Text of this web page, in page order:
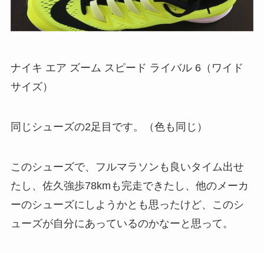
ナイキ エア ズーム スピード ライバル 6（ワイド
サイズ）
同じシューズの2足目です。（色も同じ）
このシューズで、フルマラソンも良いタイム出せ
たし、佐久強歩78kmも完走できたし、他のメーカ
ーのシューズにしようかとも思ったけど、このシ
ューズが自分にあっているのかなーと思って。